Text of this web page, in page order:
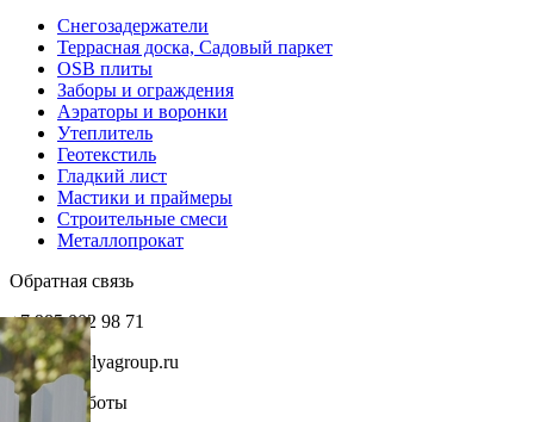
Снегозадержатели
Террасная доска, Садовый паркет
OSB плиты
Заборы и ограждения
Аэраторы и воронки
Утеплитель
Геотекстиль
Гладкий лист
Мастики и праймеры
Строительные смеси
Металлопрокат
Обратная связь
+7 985 002 98 71
info@krovlyagroup.ru
Режим работы